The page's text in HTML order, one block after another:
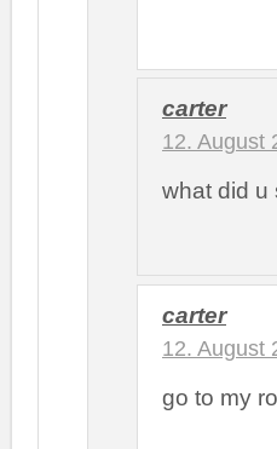
carter
12. August
what did u
carter
12. August
go to my